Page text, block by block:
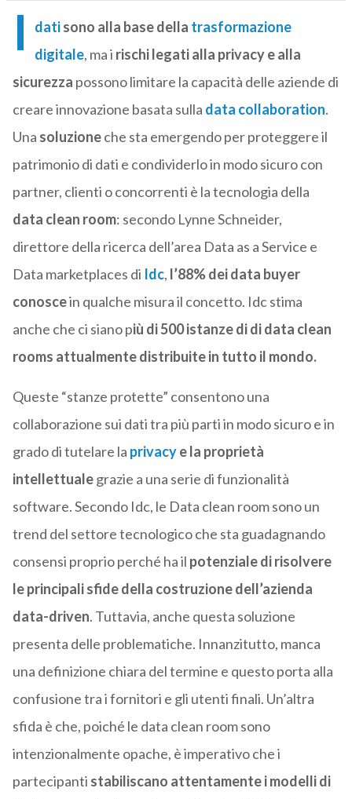
I datisono alla base della trasformazione
digitale, ma i rischi legati alla privacy e alla
sicurezza possono limitare la capacità delle aziende di
creare innovazione basata sulla data collaboration.
Una soluzioneche sta emergendo per proteggere il
patrimonio di dati e condividerlo in modo sicuro con
partner, clienti o concorrenti è la tecnologia della
data clean room: secondo Lynne Schneider,
direttore della ricerca dell’area Data as a Service e
Data marketplaces di Idc, l’88% dei data buyer
conoscein qualche misura il concetto. Idc stima
anche che ci siano più di 500 istanze di di data clean
rooms attualmente distribuite in tutto il mondo.
Queste “stanze protette” consentono una
collaborazione sui dati tra più parti in modo sicuro e in
grado di tutelare la privacye la proprietà
intellettualegrazie a una serie di funzionalità
software. Secondo Idc, le Data clean room sono un
trend del settore tecnologico che sta guadagnando
consensi proprio perché ha il potenziale di risolvere
le principali sfide della costruzione dell’azienda
data-driven. Tuttavia, anche questa soluzione
presenta delle problematiche. Innanzitutto, manca
una definizione chiara del termine e questo porta alla
confusione tra i fornitori e gli utenti finali. Un’altra
sfida è che, poiché le data clean room sono
intenzionalmente opache, è imperativo che i
partecipanti stabiliscano attentamente i modelli di